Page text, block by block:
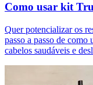
Como usar kit
Quer potencializar os
passo a passo de como
cabelos saudáveis e